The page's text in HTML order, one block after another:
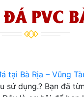
PVC
tại Bà Rịa – Vũng
dụng.? Bạn đã